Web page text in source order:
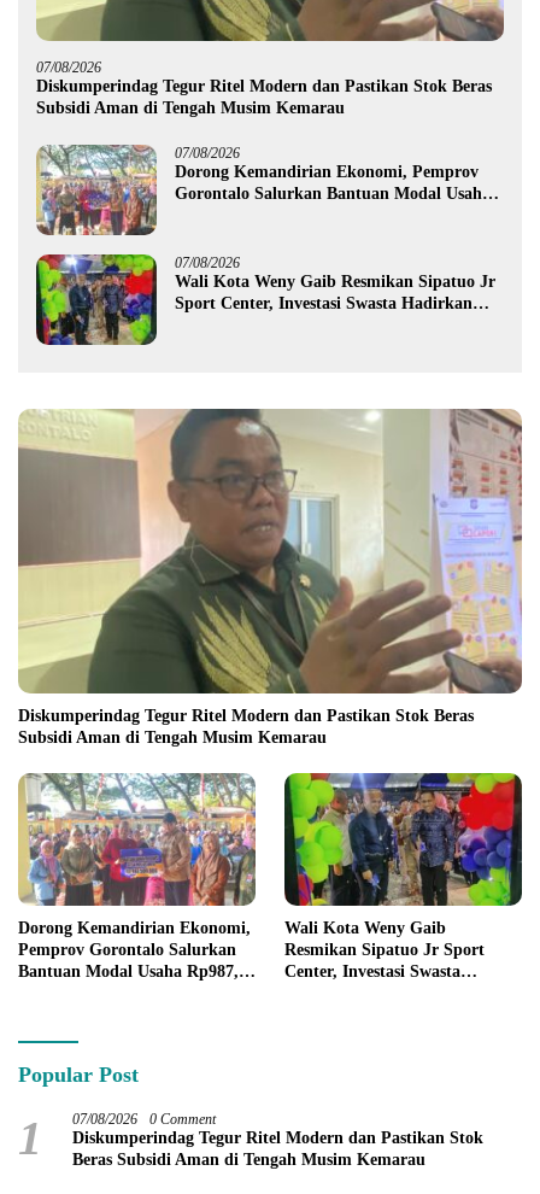
07/08/2026
Diskumperindag Tegur Ritel Modern dan Pastikan Stok Beras
Subsidi Aman di Tengah Musim Kemarau
07/08/2026
Dorong Kemandirian Ekonomi, Pemprov
Gorontalo Salurkan Bantuan Modal Usaha
07/08/2026
Wali Kota Weny Gaib Resmikan Sipatuo Jr
Sport Center, Investasi Swasta Hadirkan
Diskumperindag Tegur Ritel Modern dan Pastikan Stok Beras
Subsidi Aman di Tengah Musim Kemarau
Dorong Kemandirian Ekonomi,
Pemprov Gorontalo Salurkan
Bantuan Modal Usaha Rp987,5
Wali Kota Weny Gaib
Resmikan Sipatuo Jr Sport
Center, Investasi Swasta
Popular Post
1 07/08/2026 0 Comment
Diskumperindag Tegur Ritel Modern dan Pastikan Stok
Beras Subsidi Aman di Tengah Musim Kemarau